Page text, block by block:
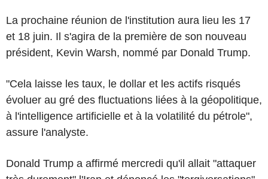
La prochaine réunion de l'institution aura lieu les 17
et 18 juin. Il s'agira de la première de son nouveau
président, Kevin Warsh, nommé par Donald Trump.
"Cela laisse les taux, le dollar et les actifs risqués
évoluer au gré des fluctuations liées à la géopolitique,
à l'intelligence artificielle et à la volatilité du pétrole",
assure l'analyste.
Donald Trump a affirmé mercredi qu'il allait "attaquer